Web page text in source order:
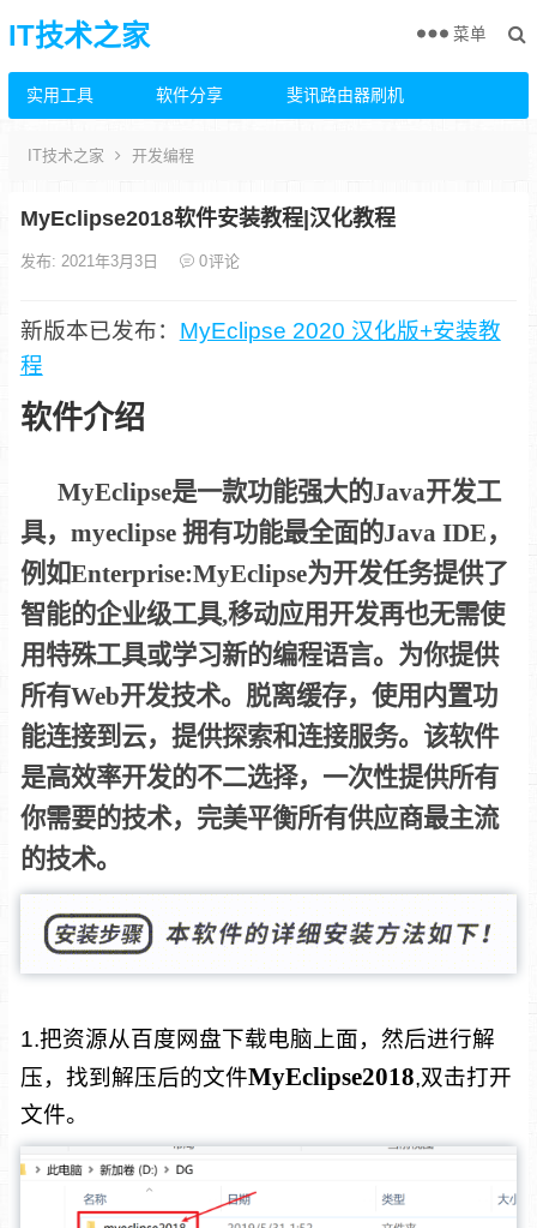
IT技术之家
实用工具 软件分享 斐讯路由器刷机
菜单
IT技术之家 开发编程
MyEclipse2018软件安装教程|汉化教程
发布: 2021年3月3日 0评论
新版本已发布： MyEclipse 2020 汉化版+安装教
程
软件介绍
MyEclipse是一款功能强大的Java开发工
具，myeclipse 拥有功能最全面的Java IDE，
例如Enterprise:MyEclipse为开发任务提供了
智能的企业级工具,移动应用开发再也无需使
用特殊工具或学习新的编程语言。为你提供
所有Web开发技术。脱离缓存，使用内置功
能连接到云，提供探索和连接服务。该软件
是高效率开发的不二选择，一次性提供所有
你需要的技术，完美平衡所有供应商最主流
的技术。
1.把资源从百度网盘下载电脑上面，然后进行解
压，找到解压后的文件MyEclipse2018,双击打开
文件。